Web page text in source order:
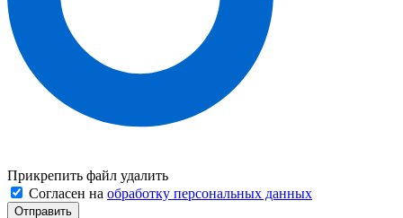
Прикрепить файл удалить
Согласен на обработку персональных данных